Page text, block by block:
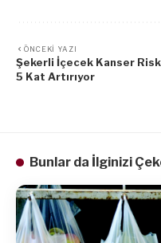
ÖNCEKI YAZI
Şekerli İçecek Kanser
5 Kat Artırıyor
Bunlar da İlginizi